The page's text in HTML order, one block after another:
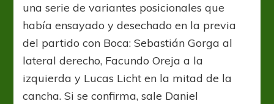
una serie de variantes posicionales que
había ensayado y desechado en la previa
del partido con Boca: Sebastián Gorga al
lateral derecho, Facundo Oreja a la
izquierda y Lucas Licht en la mitad de la
cancha. Si se confirma, sale Daniel